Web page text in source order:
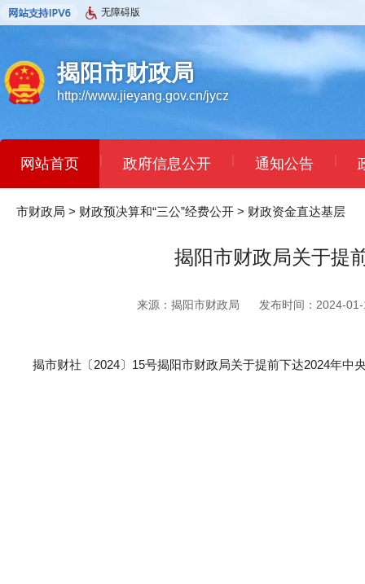
无障碍版
揭阳市财政局
http://www.jieyang.gov.cn/jycz
网站首页 | 政府信息公开 | 通知公告 |
市财政局 > 财政预决算和“三公”经费公开 > 财政资金直达基层
揭阳市财政局关于提
来源：揭阳市财政局 发布时间：2024-
揭市财社〔2024〕15号揭阳市财政局关于提前下达2024年中